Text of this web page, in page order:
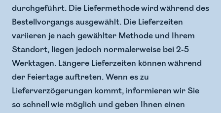
durchgeführt. Die Liefermethode wird während des
Bestellvorgangs ausgewählt. Die Lieferzeiten
variieren je nach gewählter Methode und Ihrem
Standort, liegen jedoch normalerweise bei 2-5
Werktagen. Längere Lieferzeiten können während
der Feiertage auftreten. Wenn es zu
Lieferverzögerungen kommt, informieren wir Sie
so schnell wie möglich und geben Ihnen einen